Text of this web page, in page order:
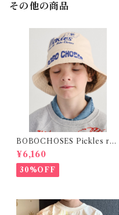
その他の商品
BOBOCHOSES Pickles rev
ersible hat / 52,54
¥6,160
30%OFF